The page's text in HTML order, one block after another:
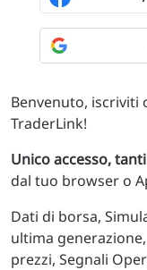
Benvenuto, iscriviti
TraderLink!
Unico accesso,
dal tuo browser o
Dati di borsa,
ultima
prezzi, Segnali